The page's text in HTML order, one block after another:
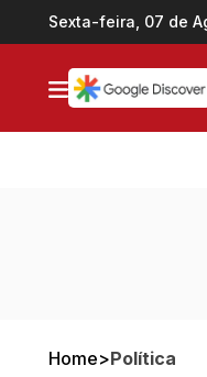
Ir direto pro conteúdo
Sexta-feira, 07 de
Home>Política